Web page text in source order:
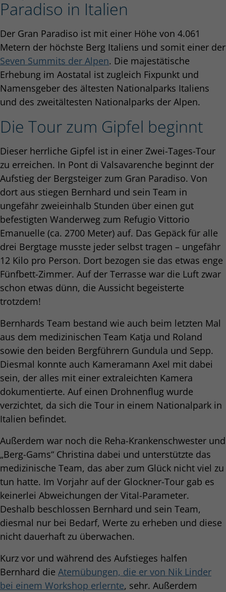
Paradiso in Italien
Der Gran Paradiso ist mit einer Höhe von 4.061
Metern der höchste Berg Italiens und somit einer der
Seven Summits der Alpen. Die majestätische
Erhebung im Aostatal ist zugleich Fixpunkt und
Namensgeber des ältesten Nationalparks Italiens
und des zweitältesten Nationalparks der Alpen.
Die Tour zum Gipfel beginnt
Dieser herrliche Gipfel ist in einer Zwei-Tages-Tour
zu erreichen. In Pont di Valsavarenche beginnt der
Aufstieg der Bergsteiger zum Gran Paradiso. Von
dort aus stiegen Bernhard und sein Team in
ungefähr zweieinhalb Stunden über einen gut
befestigten Wanderweg zum Refugio Vittorio
Emanuelle (ca. 2700 Meter) auf. Das Gepäck für alle
drei Bergtage musste jeder selbst tragen – ungefähr
12 Kilo pro Person. Dort bezogen sie das etwas enge
Fünfbett-Zimmer. Auf der Terrasse war die Luft zwar
schon etwas dünn, die Aussicht begeisterte
trotzdem!
Bernhards Team bestand wie auch beim letzten Mal
aus dem medizinischen Team Katja und Roland
sowie den beiden Bergführern Gundula und Sepp.
Diesmal konnte auch Kameramann Axel mit dabei
sein, der alles mit einer extraleichten Kamera
dokumentierte. Auf einen Drohnenflug wurde
verzichtet, da sich die Tour in einem Nationalpark in
Italien befindet.
Außerdem war noch die Reha-Krankenschwester und
„Berg-Gams“ Christina dabei und unterstützte das
medizinische Team, das aber zum Glück nicht viel zu
tun hatte. Im Vorjahr auf der Glockner-Tour gab es
keinerlei Abweichungen der Vital-Parameter.
Deshalb beschlossen Bernhard und sein Team,
diesmal nur bei Bedarf, Werte zu erheben und diese
nicht dauerhaft zu überwachen.
Kurz vor und während des Aufstieges halfen
Bernhard die Atemübungen, die er von Nik Linder
bei einem Workshop erlernte, sehr. Außerdem